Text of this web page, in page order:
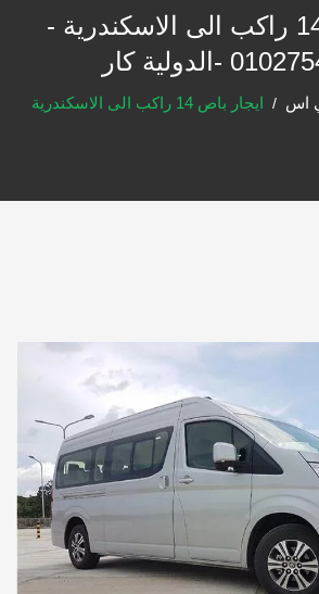
ايجار باص 14 راكب الى الاسكندرية -
-الدولية كار
اس ايجار باص 14 راكب الى الاسكندرية